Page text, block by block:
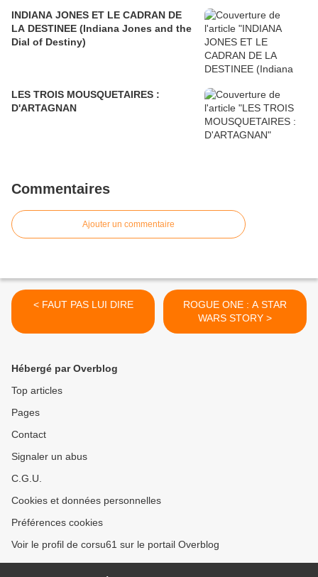
INDIANA JONES ET LE CADRAN DE
LA DESTINEE (Indiana Jones and the
Dial of Destiny)
LES TROIS MOUSQUETAIRES :
D'ARTAGNAN
Commentaires
Ajouter un commentaire
< FAUT PAS LUI DIRE
ROGUE ONE : A STAR
WARS STORY >
Hébergé par Overblog
Top articles
Pages
Contact
Signaler un abus
C.G.U.
Cookies et données personnelles
Préférences cookies
Voir le profil de corsu61 sur le portail Overblog